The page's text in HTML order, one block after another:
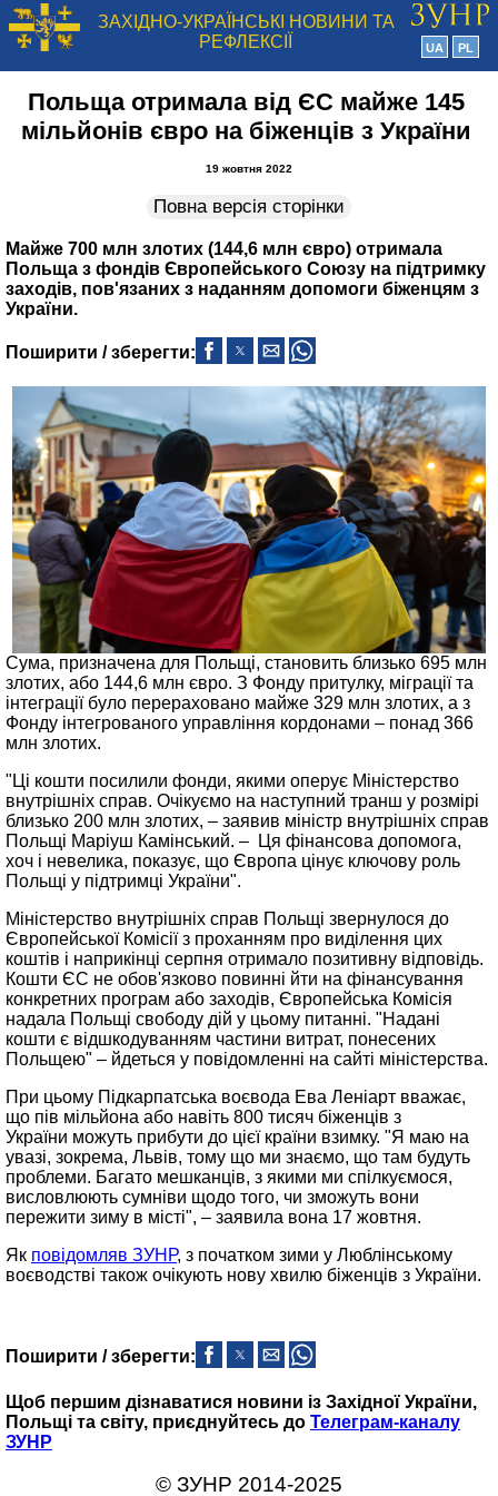
ЗАХІДНО-УКРАЇНСЬКІ НОВИНИ ТА
РЕФЛЕКСІЇ
UA PL
Польща отримала від ЄС майже 145
мільйонів євро на біженців з України
19 жовтня 2022
Повна версія сторінки
Майже 700 млн злотих (144,6 млн євро) отримала
Польща з фондів Європейського Союзу на підтримку
заходів, пов'язаних з наданням допомоги біженцям з
України.
Поширити / зберегти:
Сума, призначена для Польщі, становить близько 695 млн
злотих, або 144,6 млн євро. З Фонду притулку, міграції та
інтеграції було перераховано майже 329 млн злотих, а з
Фонду інтегрованого управління кордонами – понад 366
млн злотих.
"Ці кошти посилили фонди, якими оперує Міністерство
внутрішніх справ. Очікуємо на наступний транш у розмірі
близько 200 млн злотих, – заявив міністр внутрішніх справ
Польщі Маріуш Камінський. – Ця фінансова допомога,
хоч і невелика, показує, що Європа цінує ключову роль
Польщі у підтримці України".
Міністерство внутрішніх справ Польщі звернулося до
Європейської Комісії з проханням про виділення цих
коштів і наприкінці серпня отримало позитивну відповідь.
Кошти ЄС не обов'язково повинні йти на фінансування
конкретних програм або заходів, Європейська Комісія
надала Польщі свободу дій у цьому питанні. "Надані
кошти є відшкодуванням частини витрат, понесених
Польщею" – йдеться у повідомленні на сайті міністерства.
При цьому Підкарпатська воєвода Ева Леніарт вважає,
що пів мільйона або навіть 800 тисяч біженців з
України можуть прибути до цієї країни взимку. "Я маю на
увазі, зокрема, Львів, тому що ми знаємо, що там будуть
проблеми. Багато мешканців, з якими ми спілкуємося,
висловлюють сумніви щодо того, чи зможуть вони
пережити зиму в місті", – заявила вона 17 жовтня.
Як повідомляв ЗУНР, з початком зими у Люблінському
воєводстві також очікують нову хвилю біженців з України.
Поширити / зберегти:
Щоб першим дізнаватися новини із Західної України,
Польщі та світу, приєднуйтесь до Телеграм-каналу
ЗУНР
© ЗУНР 2014-2025